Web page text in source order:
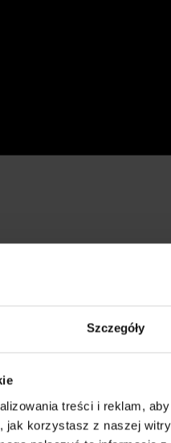
Szczegóły
treści i reklam,
korzystasz z naszej